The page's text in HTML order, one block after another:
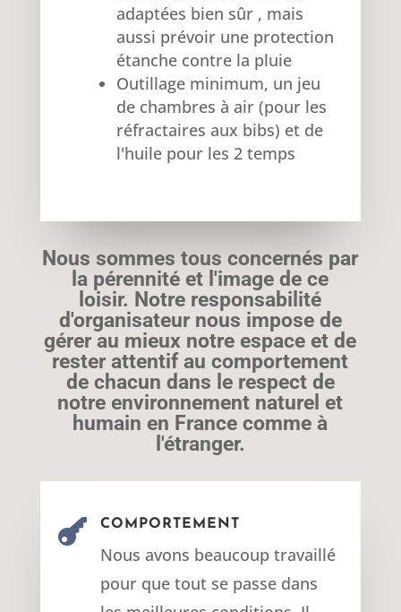
adaptées bien sûr , mais
aussi prévoir une protection
étanche contre la pluie
Outillage minimum, un jeu
de chambres à air (pour les
réfractaires aux bibs) et de
l'huile pour les 2 temps
Nous sommes tous concernés par
la pérennité et l'image de ce
loisir. Notre responsabilité
d'organisateur nous impose de
gérer au mieux notre espace et de
rester attentif au comportement
de chacun dans le respect de
notre environnement naturel et
humain en Francecomme à
l'étranger.
 COMPORTEMENT
Nous avons beaucoup travaillé
pour que tout se passe dans